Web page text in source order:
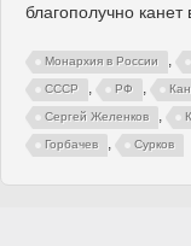
благополучно канет
Монархия в России ,
СССР , РФ ,
Сергей Желенков ,
Горбачев , Сурков